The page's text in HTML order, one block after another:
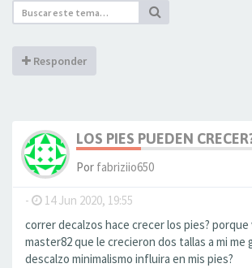
Responder
LOS PIES PUEDEN
Por fabriziio650
- 14 Jun 2020, 19:55
correr decalzos hace crecer los pies? porque
master82 que le crecieron dos tallas a mi me
descalzo minimalismo influira en mis pies?